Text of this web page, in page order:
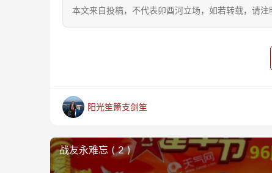
本文来自投稿，不代表卯酉河立场，如若转载，
阳光笙箫支剑笙
战友永难忘 ( 2 )